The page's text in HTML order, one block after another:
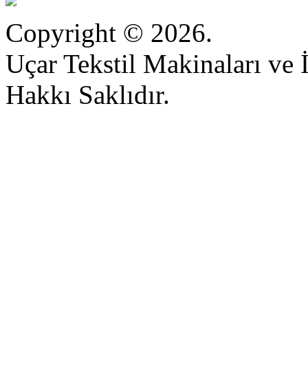
Copyright © 2026.
Uçar Tekstil Makinaları ve
Hakkı Saklıdır.